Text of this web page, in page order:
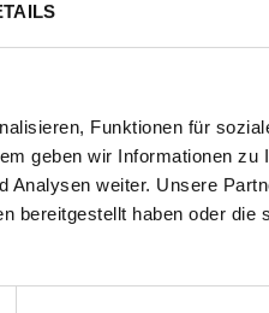
Funktionen für
geben wir Informationen zu
weiter. Unsere
bereitgestellt haben oder die